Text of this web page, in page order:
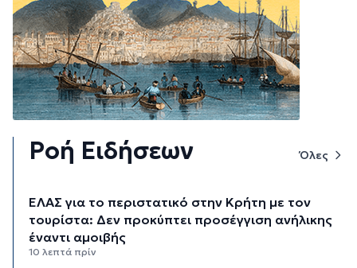
Ροή Ειδήσεων Όλες
ΕΛΑΣ για το περιστατικό στην Κρήτη με τον
τουρίστα: Δεν προκύπτει προσέγγιση ανήλικης
έναντι αμοιβής
10 λεπτά πρίν